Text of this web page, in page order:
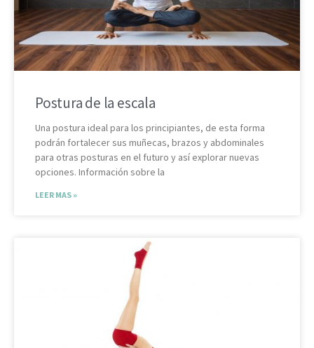
Postura de la escala
Una postura ideal para los principiantes, de esta forma
podrán fortalecer sus muñecas, brazos y abdominales
para otras posturas en el futuro y así explorar nuevas
opciones. Información sobre la
LEER MAS »